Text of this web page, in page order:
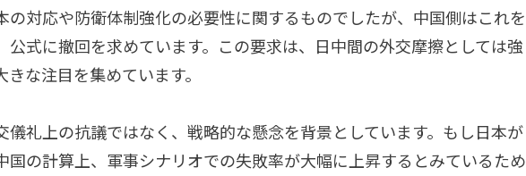
の対応や防衛体制強化の必要性に関するものでしたが、中国側はこれを
公式に撤回を求めています。この要求は、日中間の外交摩擦としては強
な注目を集めています。
儀礼上の抗議ではなく、戦略的な懸念を背景としています。もし日本が
国の計算上、軍事シナリオでの失敗率が大幅に上昇するとみているため